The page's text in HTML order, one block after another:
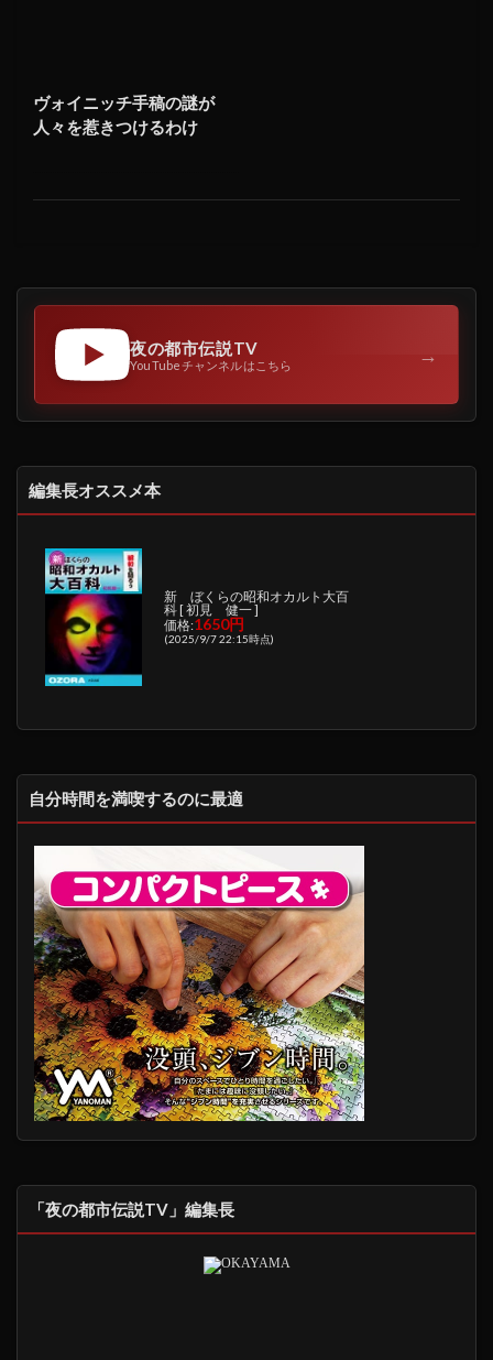
ヴォイニッチ手稿の謎が
人々を惹きつけるわけ
夜の都市伝説TV
YouTubeチャンネルはこちら →
編集長オススメ本
新 ぼくらの昭和オカルト大百
科 [ 初見 健一 ]
価格:1650円
(2025/9/7 22:15時点)
自分時間を満喫するのに最適
「夜の都市伝説TV」編集長